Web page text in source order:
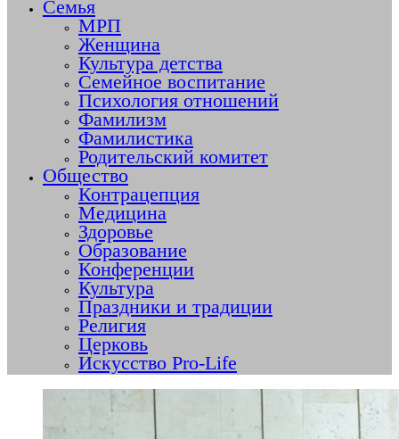
Семья
МРП
Женщина
Культура детства
Семейное воспитание
Психология отношений
Фамилизм
Фамилистика
Родительский комитет
Общество
Контрацепция
Медицина
Здоровье
Образование
Конференции
Культура
Праздники и традиции
Религия
Церковь
Искусство Pro-Life